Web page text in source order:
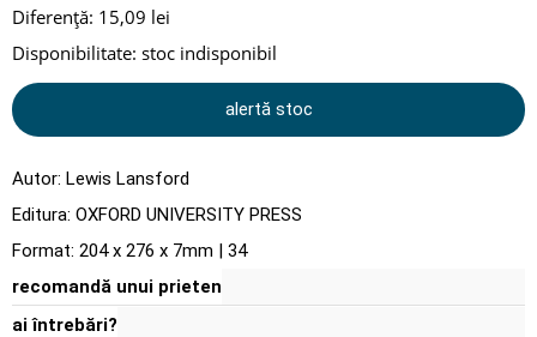
Diferență: 15,09 lei
Disponibilitate: stoc indisponibil
alertă stoc
Autor: Lewis Lansford
Editura: OXFORD UNIVERSITY PRESS
Format: 204 x 276 x 7mm | 34
recomandă unui prieten
ai întrebări?